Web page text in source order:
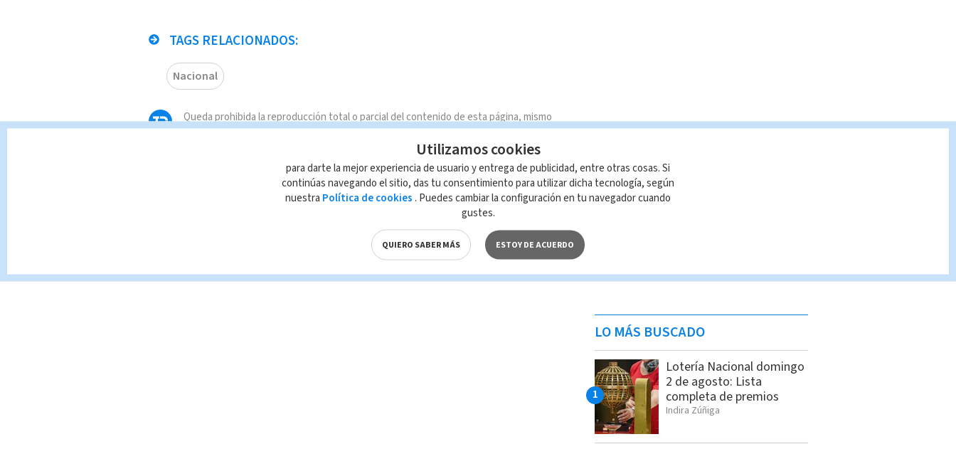
TAGS RELACIONADOS:
Nacional
Queda prohibida la reproducción total o parcial del contenido de esta página, mismo
que es propiedad de TELEDIARIO; su reproducción no autorizada constituye una
infracción y un delito de conformidad con las leyes aplicables.
LO MÁS BUSCADO
Lotería Nacional domingo
2 de agosto: Lista
completa de premios
Indira Zúñiga
Utilizamos cookies
para darte la mejor experiencia de usuario y entrega de publicidad, entre otras cosas. Si
continúas navegando el sitio, das tu consentimiento para utilizar dicha tecnología, según
nuestra Política de cookies . Puedes cambiar la configuración en tu navegador cuando
gustes.
QUIERO SABER MÁS ESTOY DE ACUERDO